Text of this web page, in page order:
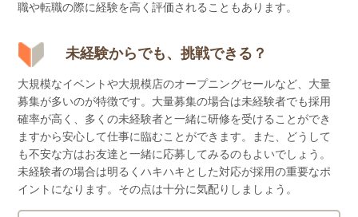
職や転職の際に経験を高く評価されることもあります。
未経験からでも、挑戦できる？
大規模なイベントや大規模店のオープニングセールなど、大量
募集が多いのが特徴です。大量募集の場合は未経験者でも採用
確率が高く、多くの未経験者と一緒に研修を受けることができ
ますから安心して仕事に臨むことができます。また、どうして
も不安な方はお友達と一緒に応募してみるのもよいでしょう。
未経験者の場合は明るくハキハキとした対応が採用の重要なポ
イントになります。その点は十分に気配りしましょう。